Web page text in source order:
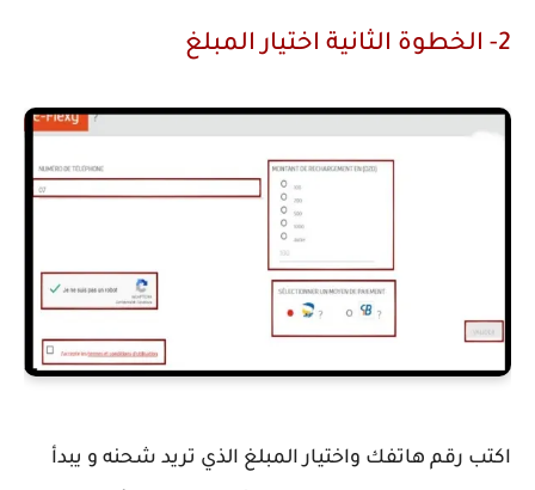
2- الخطوة الثانية اختيار المبلغ
اكتب رقم هاتفك واختيار المبلغ الذي تريد شحنه و يبدأ